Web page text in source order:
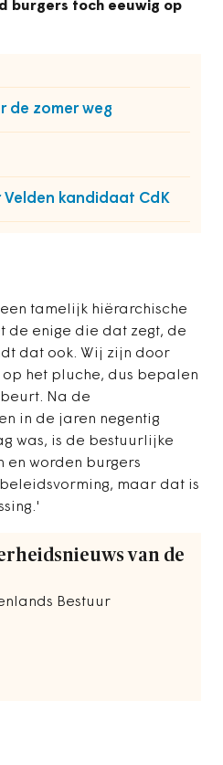
burgers toch eeuwig op
de zomer weg
Velden kandidaat CdK
tamelijk hiërarchische
de enige die dat zegt, de
dat ook. Wij zijn door
het pluche, dus bepalen
Na de
in de jaren negentig
was, is de bestuurlijke
en worden burgers
maar dat is
van de
Bestuur